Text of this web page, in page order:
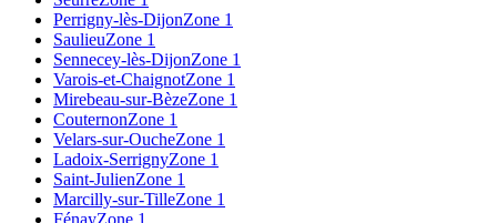
Perrigny-lès-DijonZone 1
SaulieuZone 1
Sennecey-lès-DijonZone 1
Varois-et-ChaignotZone 1
Mirebeau-sur-BèzeZone 1
CouternonZone 1
Velars-sur-OucheZone 1
Ladoix-SerrignyZone 1
Saint-JulienZone 1
Marcilly-sur-TilleZone 1